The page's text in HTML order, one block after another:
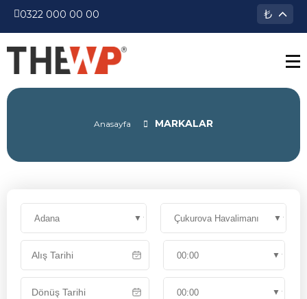
0322 000 00 00 ₺
Anasayfa MARKALAR